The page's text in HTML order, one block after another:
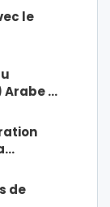
le
Arabe …
de